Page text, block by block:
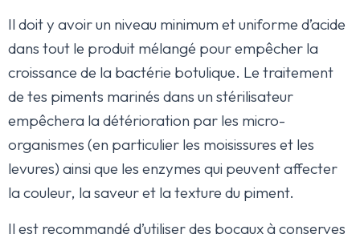
Il doit y avoir un niveau minimum et uniforme d’acide
dans tout le produit mélangé pour empêcher la
croissance de la bactérie botulique. Le traitement
de tes piments marinés dans un stérilisateur
empêchera la détérioration par les micro-
organismes (en particulier les moisissures et les
levures) ainsi que les enzymes qui peuvent affecter
la couleur, la saveur et la texture du piment.
Il est recommandé d’utiliser des bocaux à conserves